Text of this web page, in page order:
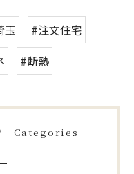
玉
#注文住宅
#断熱
Categories